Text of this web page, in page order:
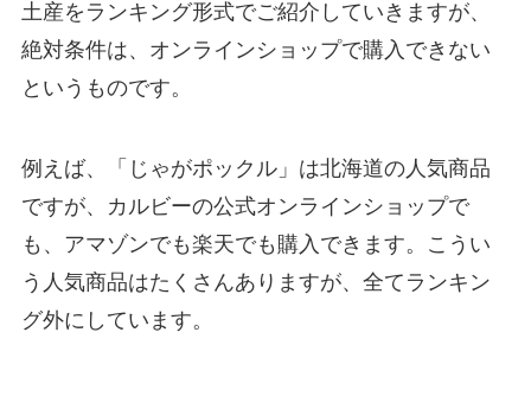
土産をランキング形式でご紹介していきますが、
絶対条件は、オンラインショップで購入できない
というものです。
例えば、「じゃがポックル」は北海道の人気商品
ですが、カルビーの公式オンラインショップで
も、アマゾンでも楽天でも購入できます。こうい
う人気商品はたくさんありますが、全てランキン
グ外にしています。